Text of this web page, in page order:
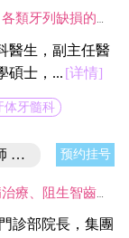
義齒修複等。在口腔數字化修複、口腔色度學、口腔仿生材料等領域進行過深入研究，成績顯著。
醫生，副主任醫
碩士，... [详情]
体牙髓科
副主任醫師 富康門診院長 预约挂号
尤其在利用高倍顯微鏡下開展牙髓炎、根尖病變等牙體保存治療具有較深的造詣。
診部院長，集團